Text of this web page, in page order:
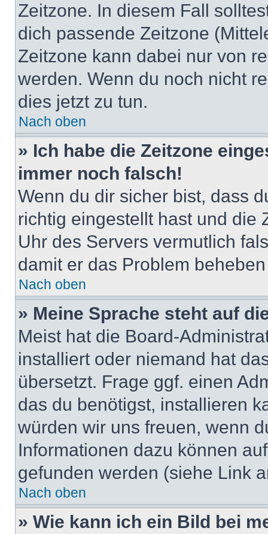
Zeitzone. In diesem Fall
dich passende Zeitzone
Zeitzone kann dabei nur von
werden. Wenn du noch nicht
dies jetzt zu tun.
Nach oben
» Ich habe die Zeitzone
immer noch falsch!
Wenn du dir sicher bist, dass
richtig eingestellt hast und die
Uhr des Servers vermutlich
damit er das Problem
Nach oben
» Meine Sprache steht auf
Meist hat die Board-
installiert oder niemand hat
übersetzt. Frage ggf. einen
das du benötigst, installieren
würden wir uns freuen, wenn
Informationen dazu können
gefunden werden (siehe Link
Nach oben
» Wie kann ich ein Bild bei